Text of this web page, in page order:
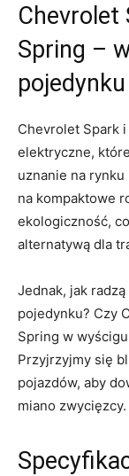
Chevrolet
⁢Spring⁤ –
‍pojedynku
Chevrolet Spark
elektryczne,⁤
uznanie na
na kompaktowe
ekologiczność,
alternatywą dla
Jednak, jak
‍pojedynku? ​Czy‌
Spring ‌w
Przyjrzyjmy się
pojazdów, aby
miano zwycięzcy.